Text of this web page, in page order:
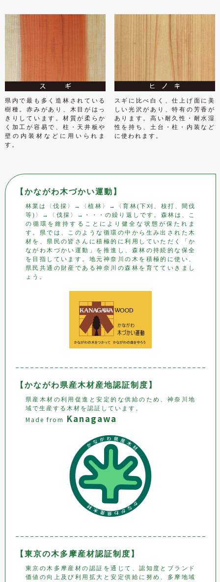
県内で最も多く造林されている
樹種。赤みがあり、木目がはっ
きりしています。材質が柔らか
く加工が容易で、柱・天井板や
壁の内装材などに用いられま
す。
スギに比べ白く、仕上げ面に美
しい光沢があり、特有の芳香が
あります。高い耐久性・耐水湿
性を持ち、土台・柱・内装など
に使われます。
【かながわ木づかい運動】
林業は〈伐採〉→〈植林〉→〈育林(下刈、枝打、間伐
等)〉→〈伐採〉→・・・の繰り返しです。森林は、こ
の循環を維持することにより健全な状態が保たれま
す。県では、このような循環の中から生み出された木
材を、県民の皆さんに積極的に利用していただく「か
ながわ木づかい運動」を推進し、森林の持続的な保全
を目指しています。地元神奈川の木を積極的に使い、
県民共通の財産である神奈川の森林を育てていきまし
ょう。
【かながわ県産木材産地認証制度】
県産木材の利用促進と安定的な供給のため、神奈川地
域で生産する木材を認証しています。
Made from Kanagawa
【東京の木多摩産材認証制度】
東京の木多摩産材の認証を通じて、認知度とブランド
価値の向上及び利用拡大と安定供給に努め、多摩地域